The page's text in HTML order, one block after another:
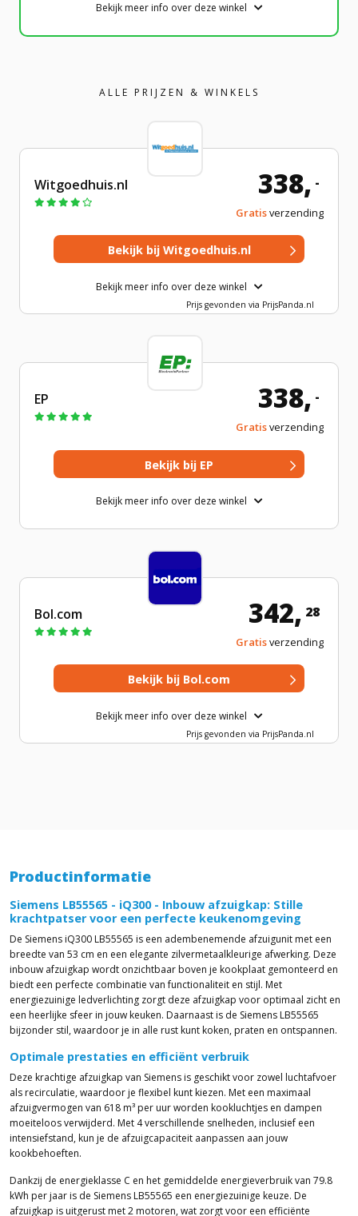
Bekijk meer info over deze winkel
ALLE PRIJZEN & WINKELS
Witgoedhuis.nl 338,-
Gratisverzending
Bekijk meer info over deze winkel
Prijs gevonden via PrijsPanda.nl
EP 338,-
Gratisverzending
Bekijk meer info over deze winkel
Bol.com 342,28
Gratisverzending
Bekijk meer info over deze winkel
Prijs gevonden via PrijsPanda.nl
Productinformatie
Siemens LB55565 - iQ300 - Inbouw afzuigkap: Stille
krachtpatser voor een perfecte keukenomgeving
De Siemens iQ300 LB55565 is een adembenemende afzuigunit met een
breedte van 53 cm en een elegante zilvermetaalkleurige afwerking. Deze
inbouw afzuigkap wordt onzichtbaar boven je kookplaat gemonteerd en
biedt een perfecte combinatie van functionaliteit en stijl. Met
energiezuinige ledverlichting zorgt deze afzuigkap voor optimaal zicht en
een heerlijke sfeer in jouw keuken. Daarnaast is de Siemens LB55565
bijzonder stil, waardoor je in alle rust kunt koken, praten en ontspannen.
Optimale prestaties en efficiënt verbruik
Deze krachtige afzuigkap van Siemens is geschikt voor zowel luchtafvoer
als recirculatie, waardoor je flexibel kunt kiezen. Met een maximaal
afzuigvermogen van 618 m³ per uur worden kookluchtjes en dampen
moeiteloos verwijderd. Met 4 verschillende snelheden, inclusief een
intensiefstand, kun je de afzuigcapaciteit aanpassen aan jouw
kookbehoeften.
Dankzij de energieklasse C en het gemiddelde energieverbruik van 79.8
kWh per jaar is de Siemens LB55565 een energiezuinige keuze. De
afzuigkap is uitgerust met 2 motoren, wat zorgt voor een efficiënte